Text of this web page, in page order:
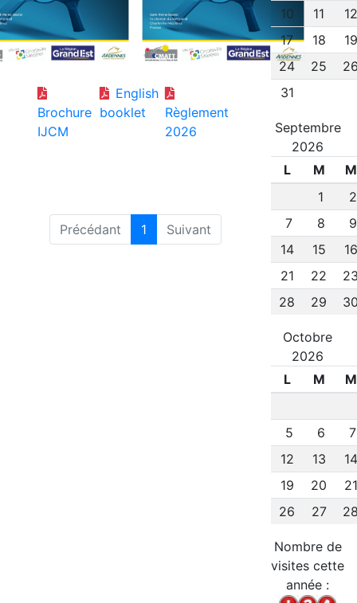
Brochure
IJCM
English
booklet
Règlement
2026
Précédant 1 Suivant
10
11
17
18
24
25
31
Septembre
2026
L
M
M
1
7
8
14
15
21
22
28
29
Octobre
2026
L
M M
5 6
12
13
19
20
26
27
Nombre de
visites cette
année :